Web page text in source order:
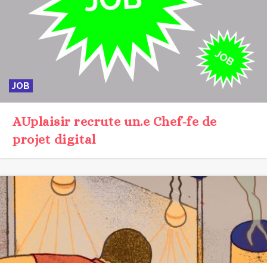
JOB
AUplaisir recrute un.e Chef-fe de
projet digital